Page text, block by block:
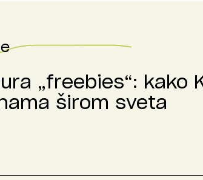
„freebies“:
širom sveta